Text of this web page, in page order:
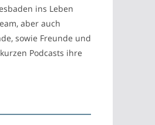
ins Leben
aber auch
sowie Freunde und
Podcasts ihre